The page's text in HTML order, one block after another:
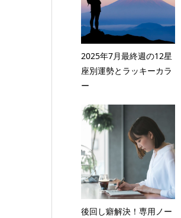
2025年7月最終週の12星
座別運勢とラッキーカラ
ー
後回し癖解決！専用ノー